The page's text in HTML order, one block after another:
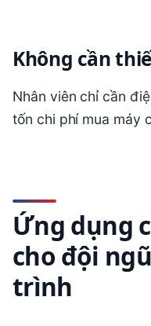
Không cần
Nhân viên chỉ cần
tốn chi phí mua máy
Ứng dụng
cho đội
trình